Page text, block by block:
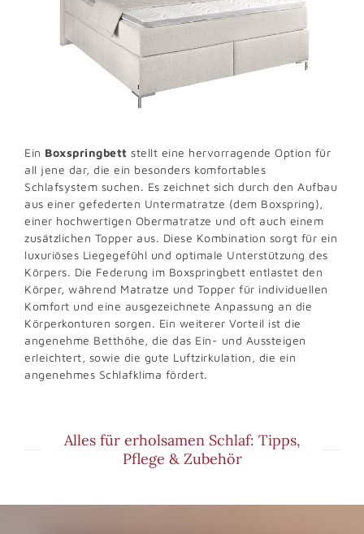
Ein Boxspringbett stellt eine hervorragende Option für
all jene dar, die ein besonders komfortables
Schlafsystem suchen. Es zeichnet sich durch den Aufbau
aus einer gefederten Untermatratze (dem Boxspring),
einer hochwertigen Obermatratze und oft auch einem
zusätzlichen Topper aus. Diese Kombination sorgt für ein
luxuriöses Liegegefühl und optimale Unterstützung des
Körpers. Die Federung im Boxspringbett entlastet den
Körper, während Matratze und Topper für individuellen
Komfort und eine ausgezeichnete Anpassung an die
Körperkonturen sorgen. Ein weiterer Vorteil ist die
angenehme Betthöhe, die das Ein- und Aussteigen
erleichtert, sowie die gute Luftzirkulation, die ein
angenehmes Schlafklima fördert.
Alles für erholsamen Schlaf: Tipps,
Pflege & Zubehör